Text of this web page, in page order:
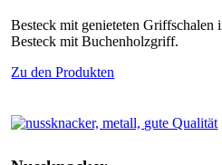
Besteck mit genieteten Griffschalen
Besteck mit Buchenholzgriff.
Zu den Produkten